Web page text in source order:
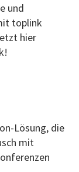
und
toplink
hier
Lösung, die
mit